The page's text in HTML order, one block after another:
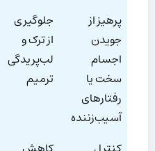
پرهیز از
جویدن
اجسام
سخت یا
رفتارهای
آسیب‌زننده
جلوگیری
از ترک و
لب‌پریدگی
ترمیم